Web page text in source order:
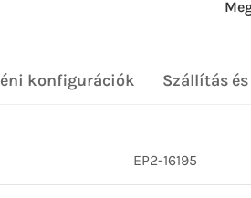
konfigurációk Szállítás
EP2-16195